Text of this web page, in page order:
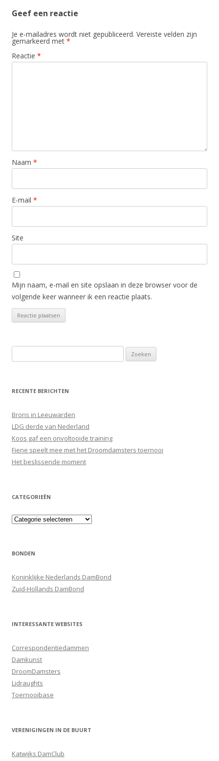
Geef een reactie
Je e-mailadres wordt niet gepubliceerd. Vereiste velden zijn
gemarkeerd met *
Reactie *
Naam *
E-mail *
Site
Mijn naam, e-mail en site opslaan in deze browser voor de
volgende keer wanneer ik een reactie plaats.
naar:
RECENTE BERICHTEN
Brons in Leeuwarden
LDG derde van Nederland
Koos gaf een onvoltooide training
Fiene speelt mee met het Droomdamsters toernooi
Het beslissende moment
CATEGORIEËN
Categorieën
BONDEN
Koninklijke Nederlands DamBond
Zuid-Hollands DamBond
INTERESSANTE WEBSITES
Correspondentiedammen
Damkunst
DroomDamsters
Lidraughts
Toernooibase
VERENIGINGEN IN DE BUURT
Katwijks DamClub